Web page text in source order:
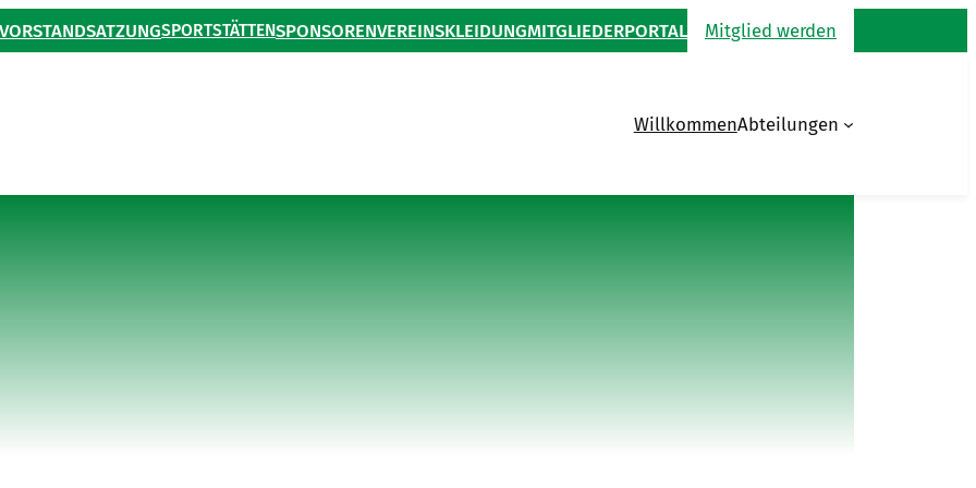
VORSTANDSATZUNGSPORTSTÄTTENSPONSORENVEREINSKLEIDUNGMITGLIEDERPORTAL Mitglied werden
WillkommenAbteilungen